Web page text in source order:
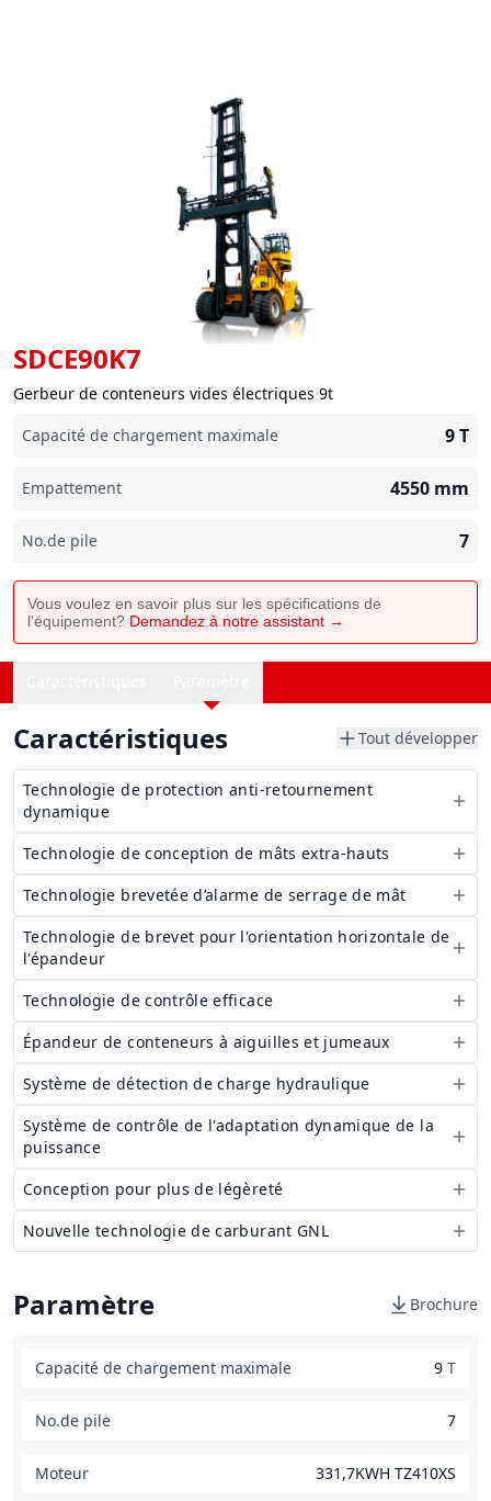
SDCE90K7
Gerbeur de conteneurs vides électriques 9t
Capacité de chargement maximale
9T
Empattement 4550 mm
No.de pile 7
Vous voulez en savoir plus sur les spécifications de
l'équipement? Demandez à notre assistant →
Caractéristiques Tout développer
Technologie de protection anti-retournement
dynamique
Technologie de conception de mâts extra-hauts
Technologie brevetée d’alarme de serrage de mât
Technologie de brevet pour l'orientation horizontale de
l'épandeur
Technologie de contrôle efficace
Épandeur de conteneurs à aiguilles et jumeaux
Système de détection de charge hydraulique
Système de contrôle de l'adaptation dynamique de la
puissance
Conception pour plus de légèreté
Nouvelle technologie de carburant GNL
Paramètre Brochure
Capacité de chargement maximale 9 T
No.de pile 7
Moteur 331,7KWH TZ410XS